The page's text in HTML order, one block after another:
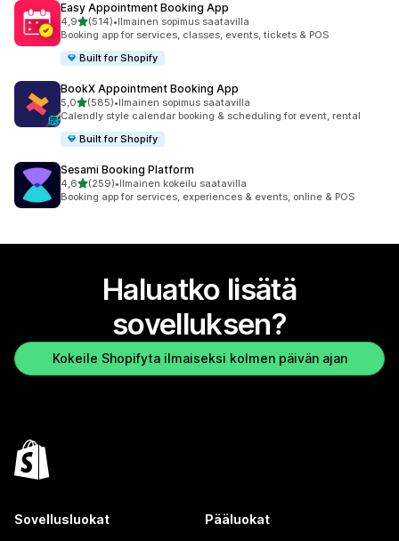
Easy Appointment Booking App
4,9/ 5 tähteä
(514)
514 arvostelua yhteensä
•Ilmainen sopimus saatavilla
Booking app for services, classes, events, tickets & POS
Built for Shopify
BookX Appointment Booking App
5,0/ 5 tähteä
(585)
585 arvostelua yhteensä
•Ilmainen sopimus saatavilla
Calendly style calendar booking & scheduling for event, rental
Built for Shopify
Sesami Booking Platform
4,6/ 5 tähteä
(259)
259 arvostelua yhteensä
•Ilmainen kokeilu saatavilla
Booking app for services, experiences & events, online & POS
Haluatko lisätä
sovelluksen?
Kokeile Shopifyta ilmaiseksi kolmen päivän ajan
Sovellusluokat Pääluokat